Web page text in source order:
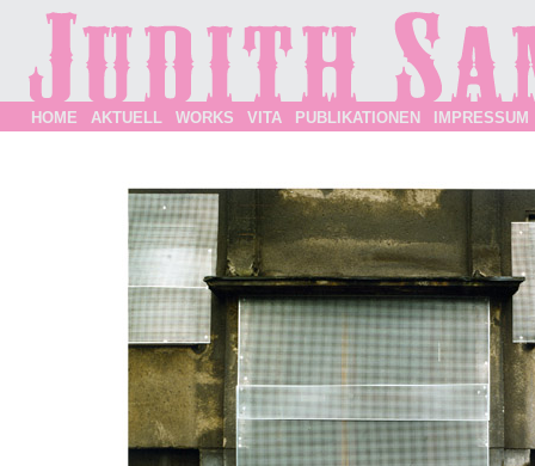
HOME AKTUELL WORKS VITA PUBLIKATIONEN IMPRESSUM